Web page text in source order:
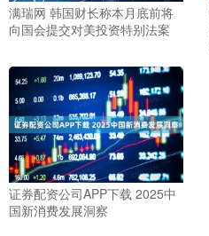
满瑞网 韩国财长称本月底前将
向国会提交对美投资特别法案
证券配资公司APP下载 2025中
国新消费发展洞察